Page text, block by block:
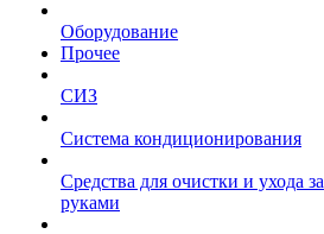
Оборудование
Прочее
СИЗ
Система кондиционирования
Средства для очистки и ухода за
руками